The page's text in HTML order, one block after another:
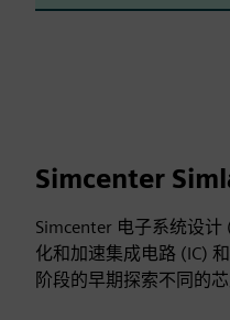
Simcenter
Simcenter 电子系统设
化和加速集成电路 (IC)
阶段的早期探索不同的